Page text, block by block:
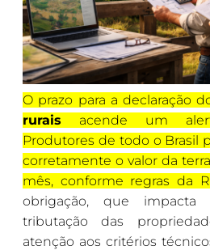
O prazo para a declaração
rurais acende um
Produtores de todo o Brasil
corretamente o valor da
mês, conforme regras da
obrigação, que impacta
tributação das
atenção aos critérios